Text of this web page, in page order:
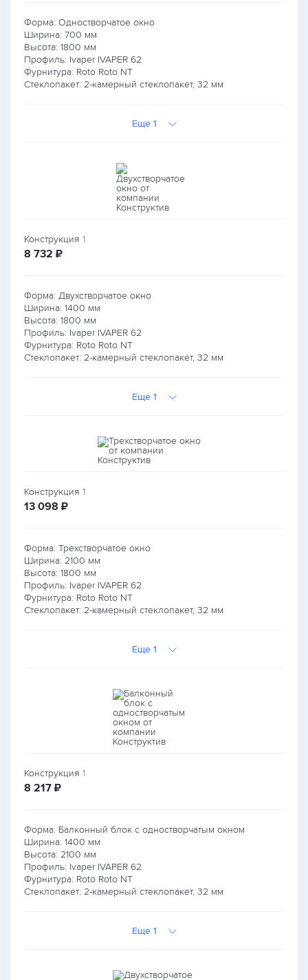
Форма: Одностворчатое окно
Ширина: 700 мм
Высота: 1800 мм
Профиль: Ivaper IVAPER 62
Фурнитура: Roto Roto NT
Стеклопакет: 2-камерный стеклопакет, 32 мм
Еще 1
Конструкция 1
8 732 руб.
₽
Форма: Двухстворчатое окно
Ширина: 1400 мм
Высота: 1800 мм
Профиль: Ivaper IVAPER 62
Фурнитура: Roto Roto NT
Стеклопакет: 2-камерный стеклопакет, 32 мм
Еще 1
Конструкция 1
13 098 руб.
₽
Форма: Трехстворчатое окно
Ширина: 2100 мм
Высота: 1800 мм
Профиль: Ivaper IVAPER 62
Фурнитура: Roto Roto NT
Стеклопакет: 2-камерный стеклопакет, 32 мм
Еще 1
Конструкция 1
8 217 руб.
₽
Форма: Балконный блок с одностворчатым окном
Ширина: 1400 мм
Высота: 2100 мм
Профиль: Ivaper IVAPER 62
Фурнитура: Roto Roto NT
Стеклопакет: 2-камерный стеклопакет, 32 мм
Еще 1